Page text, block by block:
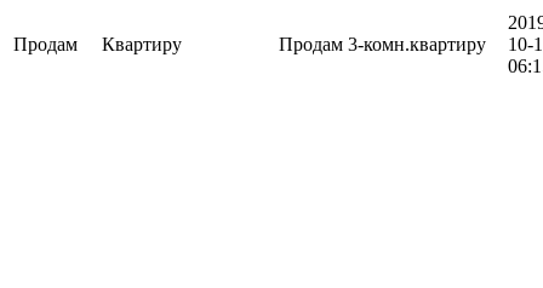
Продам Квартиру Продам 3-комн.квартиру
10-